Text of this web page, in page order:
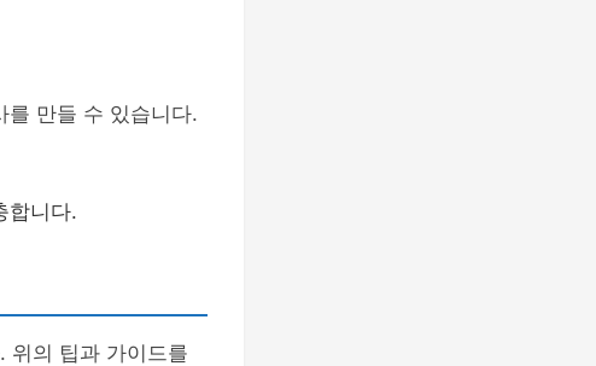
를 만들 수 있습니다.
합니다.
위의 팁과 가이드를